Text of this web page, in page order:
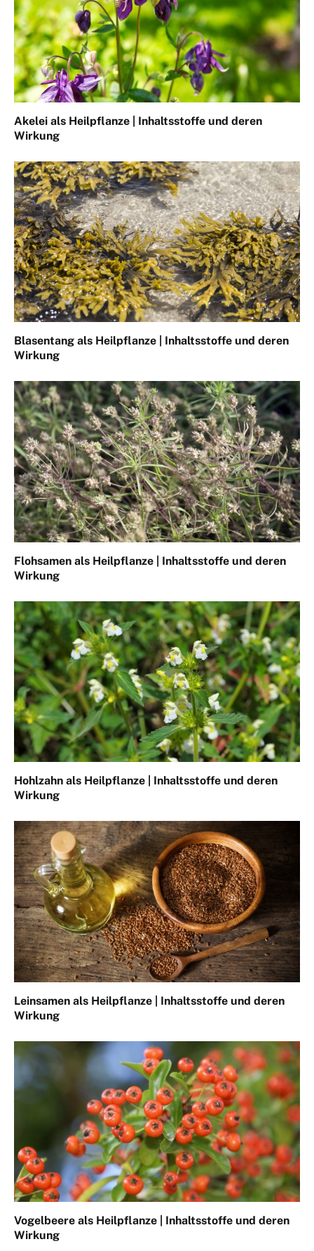
Akelei als Heilpflanze | Inhaltsstoffe und deren
Wirkung
Blasentang als Heilpflanze | Inhaltsstoffe und deren
Wirkung
Flohsamen als Heilpflanze | Inhaltsstoffe und deren
Wirkung
Hohlzahn als Heilpflanze | Inhaltsstoffe und deren
Wirkung
Leinsamen als Heilpflanze | Inhaltsstoffe und deren
Wirkung
Vogelbeere als Heilpflanze | Inhaltsstoffe und deren
Wirkung